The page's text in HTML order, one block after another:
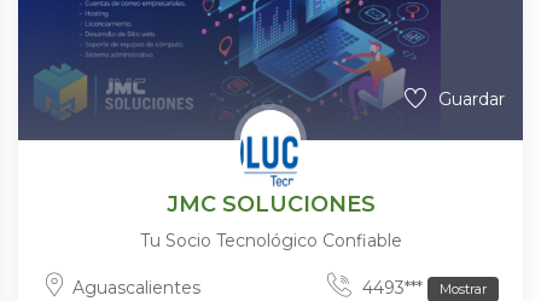
Guardar
JMC SOLUCIONES
Tu Socio Tecnológico Confiable
Aguascalientes 4493*** Mostrar